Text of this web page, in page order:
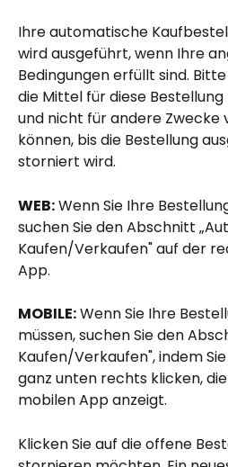
Ihre automatische
wird ausgeführt, wenn Ihre
Bedingungen erfüllt sind.
die Mittel für diese
und nicht für andere
können, bis die Bestellung
storniert wird.
WEB: Wenn Sie Ihre
suchen Sie den Abschnitt
Kaufen/Verkaufen" auf der
App.
MOBILE: Wenn Sie Ihre
müssen, suchen Sie den
Kaufen/Verkaufen", indem
ganz unten rechts klicken,
mobilen App anzeigt.
Klicken Sie auf die offene